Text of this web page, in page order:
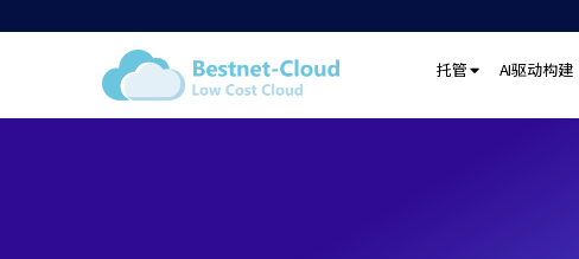
托管 AI驱动构建